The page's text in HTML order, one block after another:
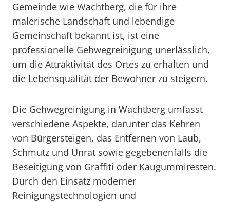
Gemeinde wie Wachtberg, die für ihre
malerische Landschaft und lebendige
Gemeinschaft bekannt ist, ist eine
professionelle Gehwegreinigung unerlässlich,
um die Attraktivität des Ortes zu erhalten und
die Lebensqualität der Bewohner zu steigern.
Die Gehwegreinigung in Wachtberg umfasst
verschiedene Aspekte, darunter das Kehren
von Bürgersteigen, das Entfernen von Laub,
Schmutz und Unrat sowie gegebenenfalls die
Beseitigung von Graffiti oder Kaugummiresten.
Durch den Einsatz moderner
Reinigungstechnologien und